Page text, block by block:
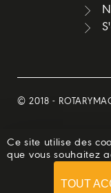
© 2018 -
Ce site utilise des
que vous souhaitez
TOUT